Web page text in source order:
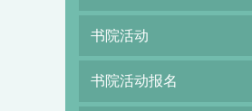
书院活动
书院活动报名